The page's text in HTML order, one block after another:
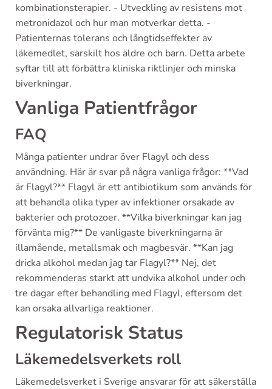
kombinationsterapier. - Utveckling av resistens mot
metronidazol och hur man motverkar detta. -
Patienternas tolerans och långtidseffekter av
läkemedlet, särskilt hos äldre och barn. Detta arbete
syftar till att förbättra kliniska riktlinjer och minska
biverkningar.
Vanliga Patientfrågor
FAQ
Många patienter undrar över Flagyl och dess
användning. Här är svar på några vanliga frågor: **Vad
är Flagyl?** Flagyl är ett antibiotikum som används för
att behandla olika typer av infektioner orsakade av
bakterier och protozoer. **Vilka biverkningar kan jag
förvänta mig?** De vanligaste biverkningarna är
illamående, metallsmak och magbesvär. **Kan jag
dricka alkohol medan jag tar Flagyl?** Nej, det
rekommenderas starkt att undvika alkohol under och
tre dagar efter behandling med Flagyl, eftersom det
kan orsaka allvarliga reaktioner.
Regulatorisk Status
Läkemedelsverkets roll
Läkemedelsverket i Sverige ansvarar för att säkerställa